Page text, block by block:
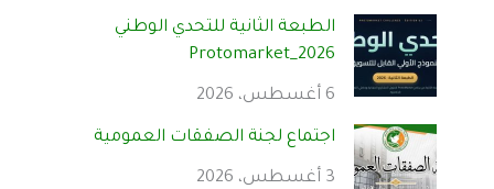
الطبعة الثانية للتحدي الوطني
Protomarket_2026
6 أغسطس، 2026
اجتماع لجنة الصفقات العمومية
3 أغسطس، 2026